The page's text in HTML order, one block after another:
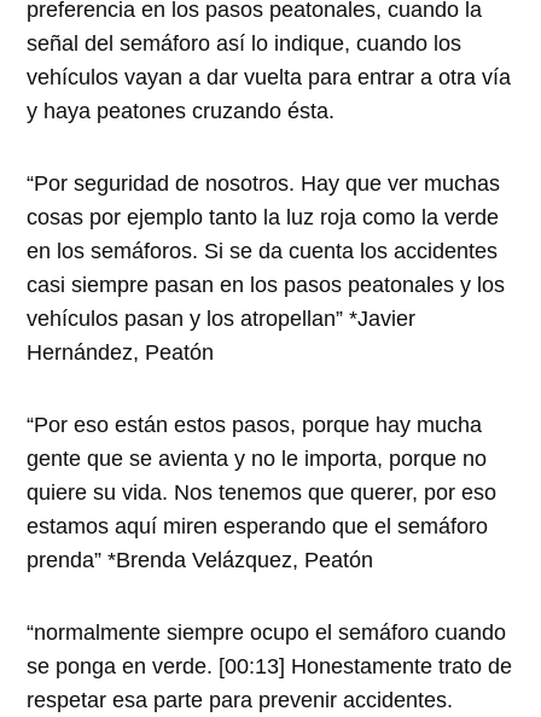
preferencia en los pasos peatonales, cuando la
señal del semáforo así lo indique, cuando los
vehículos vayan a dar vuelta para entrar a otra vía
y haya peatones cruzando ésta.
“Por seguridad de nosotros. Hay que ver muchas
cosas por ejemplo tanto la luz roja como la verde
en los semáforos. Si se da cuenta los accidentes
casi siempre pasan en los pasos peatonales y los
vehículos pasan y los atropellan” *Javier
Hernández, Peatón
“Por eso están estos pasos, porque hay mucha
gente que se avienta y no le importa, porque no
quiere su vida. Nos tenemos que querer, por eso
estamos aquí miren esperando que el semáforo
prenda” *Brenda Velázquez, Peatón
“normalmente siempre ocupo el semáforo cuando
se ponga en verde. [00:13] Honestamente trato de
respetar esa parte para prevenir accidentes.